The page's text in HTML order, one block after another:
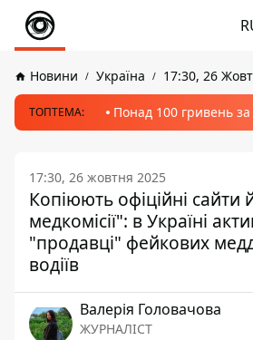
Новини Україна 17:30, 26
ТОПТЕМА: Понад 100 гривень
17:30, 26 жовтня 2025
Копіюють офіційні сайти
медкомісії": в Україні
"продавці" фейкових
водіїв
Валерія Головачова
ЖУРНАЛІСТ